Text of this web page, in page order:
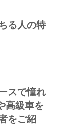
る人の特
スで憧れ
高級車を
をご紹